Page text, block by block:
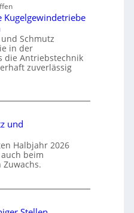
Kugelgewindetriebe
Schmutz
in der
die Antriebstechnik
zuverlässig
und
Halbjahr 2026
beim